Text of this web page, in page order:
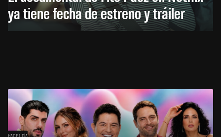
ya tiene fecha de estreno y tráiler
HACE 1 DÍA